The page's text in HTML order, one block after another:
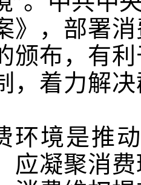
》，部署
颁布，有
，着力解
环境是推
应凝聚消